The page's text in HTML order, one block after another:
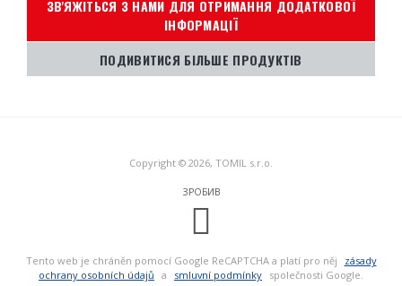
ЗВ'ЯЖІТЬСЯ З НАМИ ДЛЯ ОТРИМАННЯ ДОДАТКОВОЇ
ІНФОРМАЦІЇ
ПОДИВИТИСЯ БІЛЬШЕ ПРОДУКТІВ
Copyright © 2026, TOMIL s.r.o.
ЗРОБИВ
Tento web je chráněn pomocí Google ReCAPTCHA a platí pro něj
zásady
ochrany osobních údajů a smluvní podmínky společnosti Google.